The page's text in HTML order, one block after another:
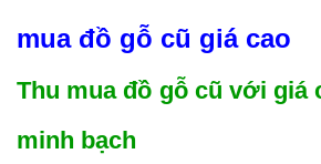
mua đồ gỗ cũ giá cao
Thu mua đồ gỗ cũ với giá
minh bạch